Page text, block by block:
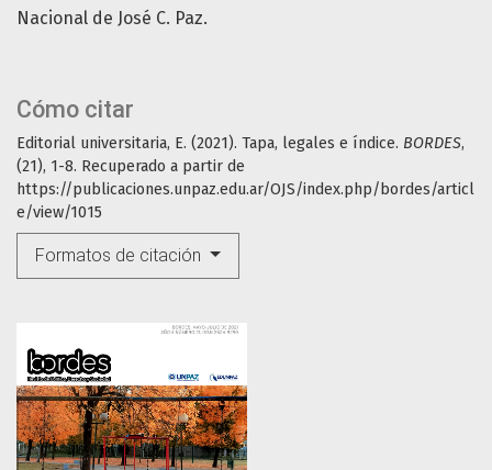
Cómo citar
Editorial universitaria, E. (2021). Tapa, legales e índice. BORDES,
(21), 1-8. Recuperado a partir de
https://publicaciones.unpaz.edu.ar/OJS/index.php/bordes/articl
e/view/1015
Formatos de citación
Nacional de José C. Paz.